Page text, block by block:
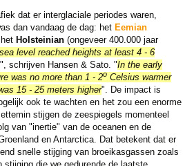
dat er interglaciale periodes waren,
dan vandaag de dag: het Eemian
Holsteinian(ongeveer 400.000 jaar
level reached heights at least 4 - 6
", schrijven Hansen & Sato. "In the early
was no more than 1 - 2oCelsius warmer
15 - 25 meters higher". De impact is
ook te wachten en het zou een enorme
stijgen de zeespiegels momenteel
van "inertie" van de oceanen en de
en Antarctica. Dat betekent dat er
snelle stijging van broeikasgassen zoals